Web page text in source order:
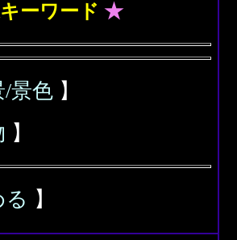
ーワード ★
/景色 】
】
る 】